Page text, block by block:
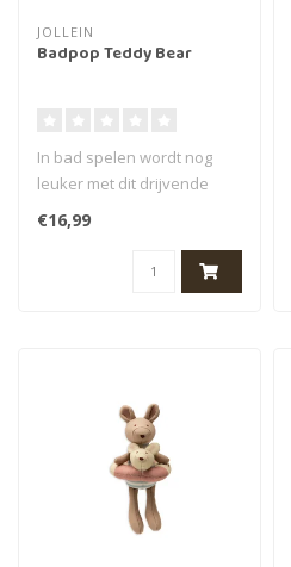
JOLLEIN
Badpop Teddy Bear
In bad spelen wordt nog
leuker met dit drijvende
Teddy Bear badpopje! Dit
drijve..
€16,99